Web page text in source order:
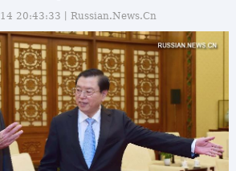
20:43:33丨Russian.News.Cn